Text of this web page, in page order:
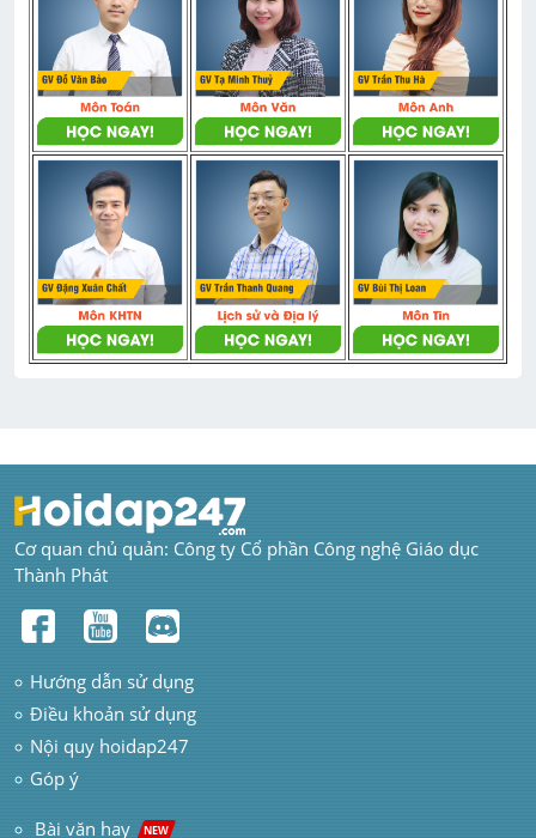
Cơ quan chủ quản: Công ty Cổ phần Công nghệ Giáo dục
Thành Phát
Hướng dẫn sử dụng
Điều khoản sử dụng
Nội quy hoidap247
Góp ý
Bài văn hay NEW